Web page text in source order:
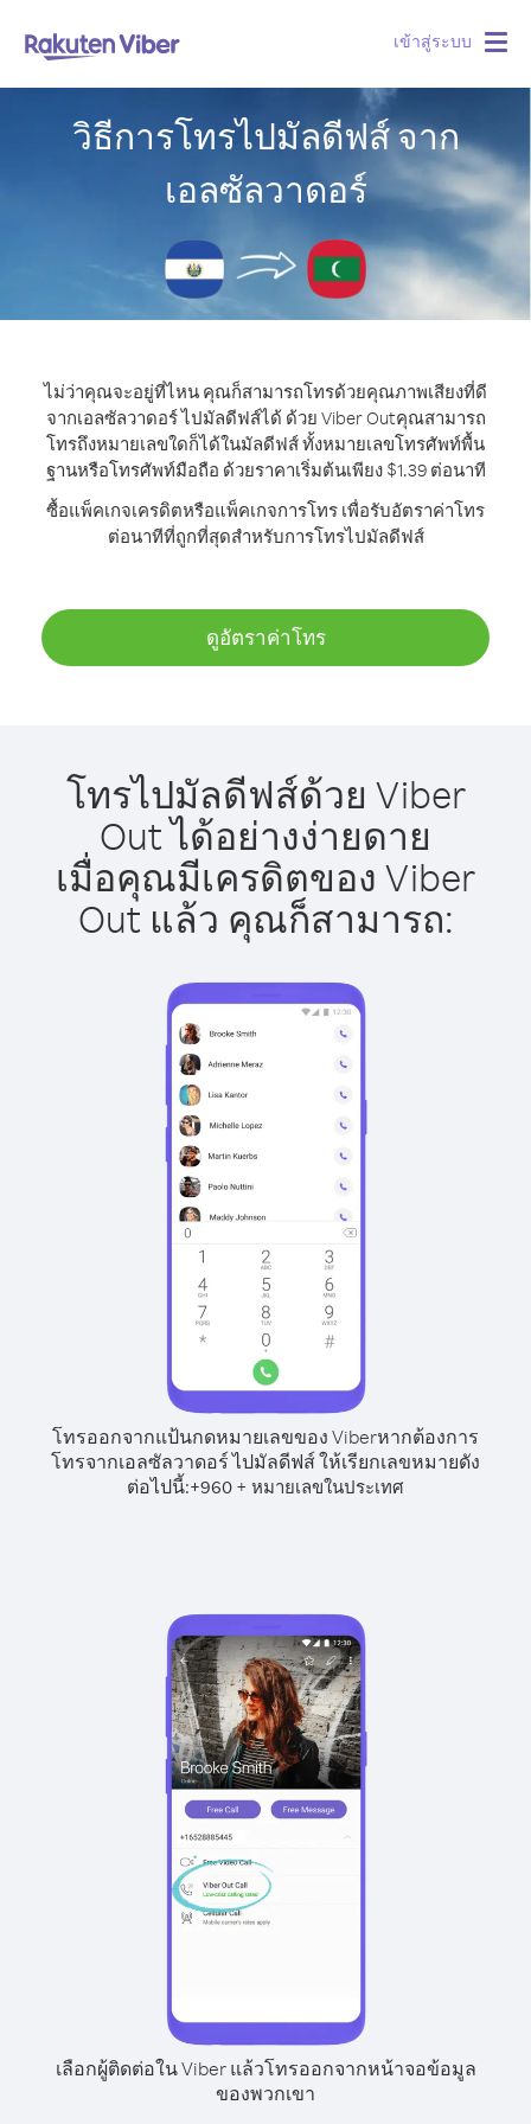
เข้าสู่ระบบ
วิธีการโทรไปมัลดีฟส์ จาก
เอลซัลวาดอร์
ไม่ว่าคุณจะอยู่ที่ไหน คุณก็สามารถโทรด้วยคุณภาพเสียงที่ดี
จากเอลซัลวาดอร์ ไปมัลดีฟส์ได้ ด้วย Viber Outคุณสามารถ
โทรถึงหมายเลขใดก็ได้ในมัลดีฟส์ ทั้งหมายเลขโทรศัพท์พื้น
ฐานหรือโทรศัพท์มือถือ ด้วยราคาเริ่มต้นเพียง $1.39 ต่อนาที
ซื้อแพ็คเกจเครดิตหรือแพ็คเกจการโทร เพื่อรับอัตราค่าโทร
ต่อนาทีที่ถูกที่สุดสำหรับการโทรไปมัลดีฟส์
ดูอัตราค่าโทร
โทรไปมัลดีฟส์ด้วย Viber
Out ได้อย่างง่ายดาย
เมื่อคุณมีเครดิตของ Viber
Out แล้ว คุณก็สามารถ:
โทรออกจากแป้นกดหมายเลขของ Viberหากต้องการ
โทรจากเอลซัลวาดอร์ ไปมัลดีฟส์ ให้เรียกเลขหมายดัง
ต่อไปนี้:+960 + หมายเลขในประเทศ
เลือกผู้ติดต่อใน Viber แล้วโทรออกจากหน้าจอข้อมูล
ของพวกเขา